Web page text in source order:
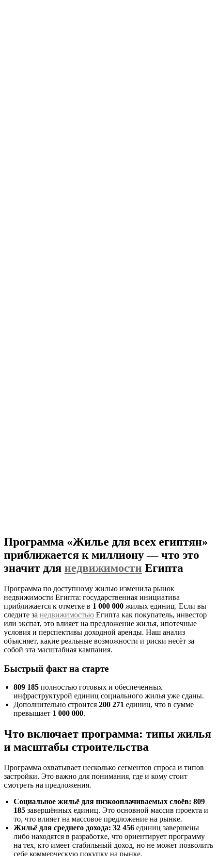
Программа «Жилье для всех египтян»
приближается к миллиону — что это
значит для недвижимости Египта
Программа по доступному жилью изменила рынок
недвижимости Египта: государственная инициатива
приближается к отметке в 1 000 000 жилых единиц. Если вы
следите за недвижимостью Египта как покупатель, инвестор
или экспат, это влияет на предложение жилья, ипотечные
условия и перспективы доходной аренды. Наш анализ
объясняет, какие реальные возможности и риски несёт за
собой эта масштабная кампания.
Быстрый факт на старте
809 185 полностью готовых и обеспеченных
инфраструктурой единиц социального жилья уже сданы.
Дополнительно строится 200 271 единиц, что в сумме
превышает 1 000 000.
Что включает программа: типы жилья
и масштабы строительства
Программа охватывает несколько сегментов спроса и типов
застройки. Это важно для понимания, где и кому стоит
смотреть на предложения.
Социальное жильё для низкооплачиваемых слоёв: 809
185 завершённых единиц. Это основной массив проекта и
то, что влияет на массовое предложение на рынке.
Жильё для среднего дохода: 32 456 единиц завершены
либо находятся в разработке, что ориентирует программу
на тех, кто имеет стабильный доход, но не может позволить
себе коммерческую покупку на рынке.